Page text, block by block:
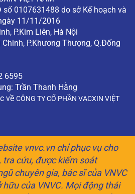
0107631488 do sở Kế hoạch và
11/11/2016
P.Kim Liên, Hà Nội
P.Khương Thượng, Q.Đống
6595
Trần Thanh Hằng
về CÔNG TY CỔ PHẦN VACXIN VIỆT
vnvc.vn chỉ phục vụ cho
tra cứu, được kiểm soát
chuyên gia, bác sĩ của VNVC
hữu của VNVC. Mọi động thái